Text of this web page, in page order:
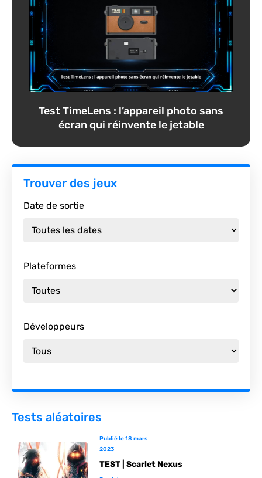
Test TimeLens : l’appareil photo sans
écran qui réinvente le jetable
Trouver des jeux
Date de sortie
Plateformes
Développeurs
Tests aléatoires
Publié le18 mars
2023
TEST | Scarlet Nexus